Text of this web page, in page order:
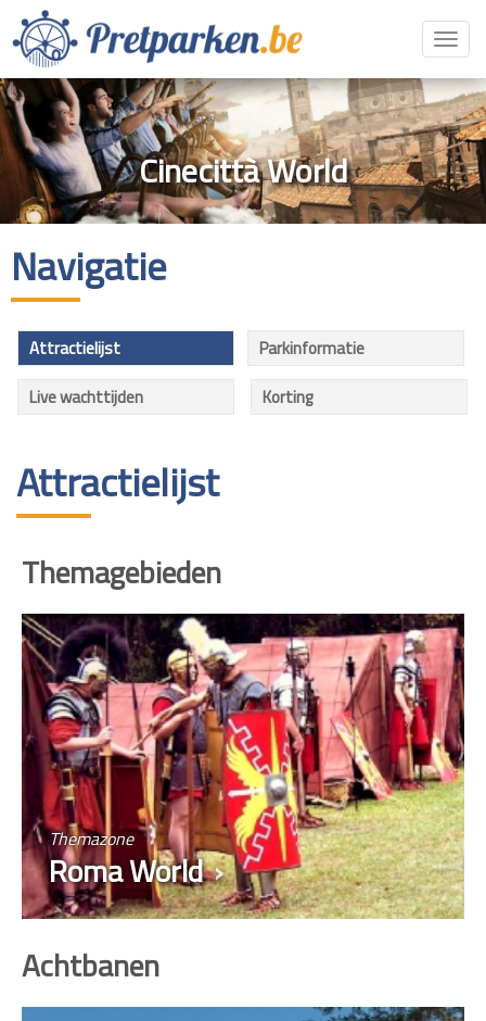
Cinecittà World
Navigatie
Attractielijst
Parkinformatie
Live wachttijden
Korting
Attractielijst
Themagebieden
Themazone
Roma World
Achtbanen